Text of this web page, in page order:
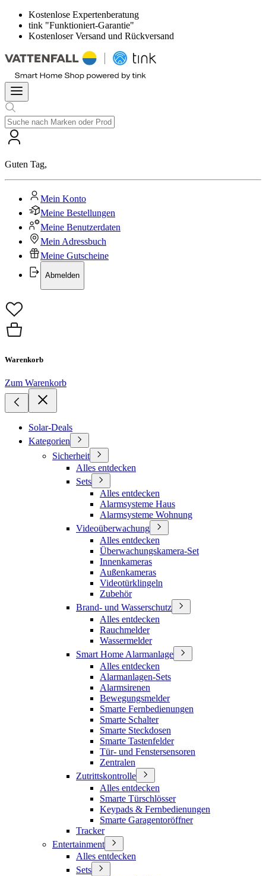
Kostenlose Expertenberatung
tink "Funktioniert-Garantie"
Kostenloser Versand und Rückversand
Guten Tag,
Mein Konto
Meine Bestellungen
Meine Benutzerdaten
Mein Adressbuch
Meine Gutscheine
Abmelden
Warenkorb
Zum Warenkorb
Solar-Deals
Kategorien
Sicherheit
Alles entdecken
Sets
Alles entdecken
Alarmsysteme Haus
Alarmsysteme Wohnung
Videoüberwachung
Alles entdecken
Überwachungskamera-Set
Innenkameras
Außenkameras
Videotürklingeln
Zubehör
Brand- und Wasserschutz
Alles entdecken
Rauchmelder
Wassermelder
Smart Home Alarmanlage
Alles entdecken
Alarmanlagen-Sets
Alarmsirenen
Bewegungsmelder
Smarte Fernbedienungen
Smarte Schalter
Smarte Steckdosen
Smarte Tastenfelder
Tür- und Fenstersensoren
Zentralen
Zutrittskontrolle
Alles entdecken
Smarte Türschlösser
Keypads & Fernbedienungen
Smarte Garagentoröffner
Tracker
Entertainment
Alles entdecken
Sets